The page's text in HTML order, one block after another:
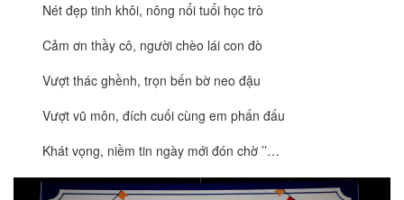
Nét đẹp tinh khôi, nông nổi tuổi học trò
Cảm ơn thầy cô, người chèo lái con đò
Vượt thác ghềnh, trọn bến bờ neo đậu
Vượt vũ môn, đích cuối cùng em phấn đấu
Khát vọng, niềm tin ngày mới đón chờ ’’…